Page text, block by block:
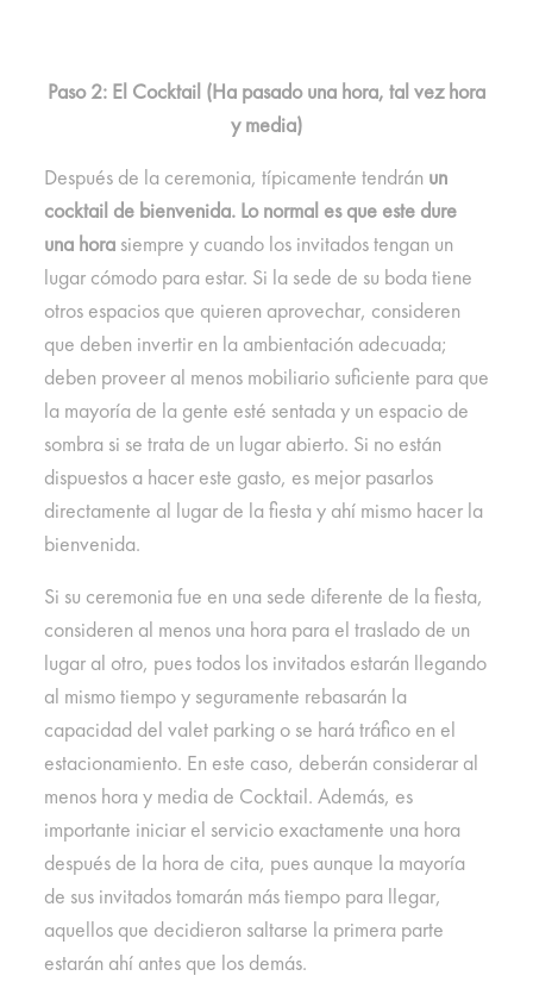
Paso 2: El Cocktail (Ha pasado una hora, tal vez hora
y media)
Después de la ceremonia, típicamente tendrán un
cocktail de bienvenida. Lo normal es que este dure
una hora siempre y cuando los invitados tengan un
lugar cómodo para estar. Si la sede de su boda tiene
otros espacios que quieren aprovechar, consideren
que deben invertir en la ambientación adecuada;
deben proveer al menos mobiliario suficiente para que
la mayoría de la gente esté sentada y un espacio de
sombra si se trata de un lugar abierto. Si no están
dispuestos a hacer este gasto, es mejor pasarlos
directamente al lugar de la fiesta y ahí mismo hacer la
bienvenida.
Si su ceremonia fue en una sede diferente de la fiesta,
consideren al menos una hora para el traslado de un
lugar al otro, pues todos los invitados estarán llegando
al mismo tiempo y seguramente rebasarán la
capacidad del valet parking o se hará tráfico en el
estacionamiento. En este caso, deberán considerar al
menos hora y media de Cocktail. Además, es
importante iniciar el servicio exactamente una hora
después de la hora de cita, pues aunque la mayoría
de sus invitados tomarán más tiempo para llegar,
aquellos que decidieron saltarse la primera parte
estarán ahí antes que los demás.